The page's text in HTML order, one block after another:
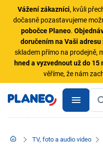
Vážení zákazníci, kvůli
dočasně pozastavujeme
pobočce Planeo.
doručením na Vaši adresu
skladem přímo na prodejně,
hned a vyzvednout už do 15
věříme, že nám
TV, foto a audio video